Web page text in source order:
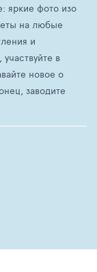
яркие фото изо
на любые
и
в
новое о
заводите